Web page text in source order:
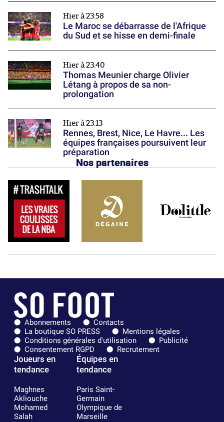
Hier à 23:58
Le Maroc se débarrasse de l'Afrique
du Sud et se hisse en demi-finale
Hier à 23:40
Thomas Meunier charge Olivier
Létang à propos de sa non-
prolongation
Hier à 23:13
Rennes, Brest, Nice, Le Havre... Les
équipes françaises poursuivent leur
préparation
Nos partenaires
Abonnements
Contacts
La boutique SO PRESS
Mentions légales
Conditions générales d'utilisation
Publicité
Consentement RGPD
Recrutement
Joueurs en
tendance
Maghnes
Akliouche
Mohamed
Salah
Équipes en
tendance
Paris Saint-
Germain
Olympique de
Marseille